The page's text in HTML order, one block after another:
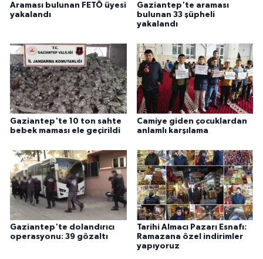
Araması bulunan FETÖ üyesi
yakalandı
Gaziantep'te araması
bulunan 33 şüpheli
yakalandı
Gaziantep'te 10 ton sahte
bebek maması ele geçirildi
Camiye giden çocuklardan
anlamlı karşılama
Gaziantep'te dolandırıcı
operasyonu: 39 gözaltı
Tarihi Almacı Pazarı Esnafı:
Ramazana özel indirimler
yapıyoruz